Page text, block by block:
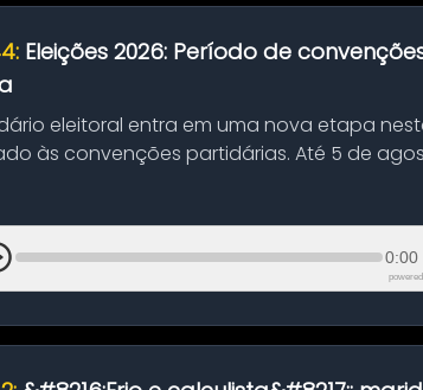
Eleições 2026: Período de
eleitoral entra em uma nova etapa
às convenções partidárias. Até 5 de
0:00